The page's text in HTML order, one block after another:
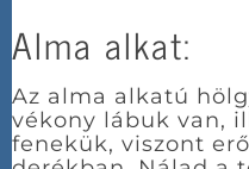
Alma alkat:
Az alma alkatú
vékony lábuk van,
fenekük, viszont